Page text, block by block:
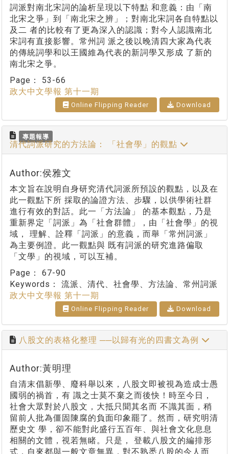
詞派對南北宋詞的論析呈現以下特點 和意義：由「南
北宋之爭」到「南北宋之辨」；對南北宋詞各自特點以
及二 者的比較有了更為深入的認識；對今人認識南北
宋詞有直接影響。常州詞 派之後以晚清四大家為代表
的傳統詞學和以王國維為代表的新詞學又形成 了新的
南北宋之爭。
Page： 53-66
政大中文學報 第十一期
Online Flipping Reader Download
專題報導
清代詞派研究的方法論： 「社會學」的觀點
Author:侯雅文
本文旨在說明自身研究清代詞派所預設的觀點，以及在
此一觀點下所 採取的論證方法、步驟，以供學術社群
進行有效的對話。此一「方法論」 的基本觀點，乃是
重新界定「詞派」為「社會群體」，由「社會學」的視
域， 理解、詮釋「詞派」的意義，而舉「常州詞派」
為主要例證。此一觀點與 既有詞派的研究進路偏取
「文學」的視域，可以互補。
Page： 67-90
Keywords： 流派、清代、社會學、方法論、常州詞派
政大中文學報 第十一期
Online Flipping Reader Download
八股文的表格化整理 ──以歸有光的四書文為例
Author:黃明理
自清末倡新學、廢科舉以來，八股文即被視為造成士愚
國弱的禍首，有 識之士莫不棄之而後快！時至今日，
社會大眾對於八股文，大抵只聞其名而 不識其面，稍
留前人批為僵固陳腐的負面印象罷了。然而，研究明清
歷史文 學，卻不能對此盛行五百年、與社會文化息息
相關的文體，視若無睹。只是， 登載八股文的編排形
式，自來都與一般文章無異，對不熟悉八股的今人而